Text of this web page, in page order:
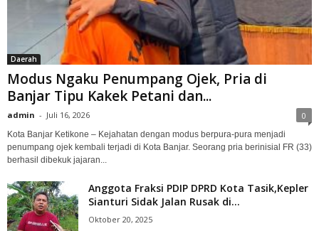
Daerah
Modus Ngaku Penumpang Ojek, Pria di
Banjar Tipu Kakek Petani dan...
admin - Juli 16, 2026 0
Kota Banjar Ketikone – Kejahatan dengan modus berpura-pura menjadi
penumpang ojek kembali terjadi di Kota Banjar. Seorang pria berinisial FR (33)
berhasil dibekuk jajaran...
Anggota Fraksi PDIP DPRD Kota Tasik,Kepler
Sianturi Sidak Jalan Rusak di...
Oktober 20, 2025